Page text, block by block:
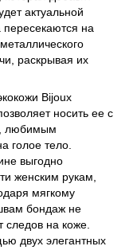
актуальной
пересекаются на
раскрывая их
Bijoux
носить ее с
любимым
голое тело.
выгодно
женским рукам,
мягкому
бондаж не
следов на коже.
двух элегантных